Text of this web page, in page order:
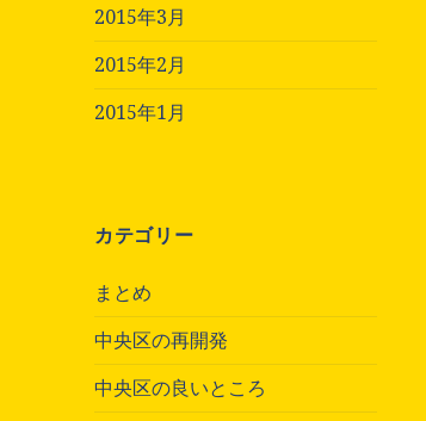
2015年3月
2015年2月
2015年1月
カテゴリー
まとめ
中央区の再開発
中央区の良いところ